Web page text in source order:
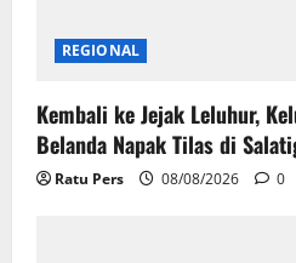
REGIONAL
Kembali ke Jejak Leluhur,
Belanda Napak Tilas di
Ratu Pers 08/08/2026 0